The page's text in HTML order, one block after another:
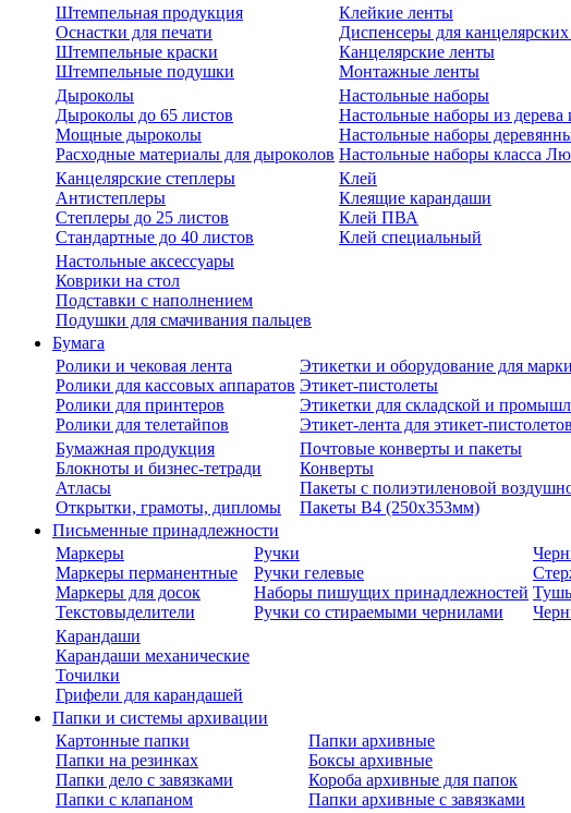
Штемпельная продукция
Оснастки для печати
Штемпельные краски
Штемпельные подушки
Клейкие ленты
Диспенсеры для
Канцелярские ленты
Монтажные ленты
Дыроколы
Дыроколы до 65 листов
Мощные дыроколы
Расходные материалы для дыроколов
Настольные наборы
Настольные наборы из дерева
Настольные наборы
Настольные наборы класса
Канцелярские степлеры
Антистеплеры
Степлеры до 25 листов
Стандартные до 40 листов
Клей
Клеящие карандаши
Клей ПВА
Клей специальный
Настольные аксессуары
Коврики на стол
Подставки с наполнением
Подушки для смачивания пальцев
Бумага
Ролики и чековая лента
Ролики для кассовых аппаратов
Ролики для принтеров
Ролики для телетайпов
Этикетки и оборудование для
Этикет-пистолеты
Этикетки для складской и
Этикет-лента для этикет-пистолетов
Бумажная продукция
Блокноты и бизнес-тетради
Атласы
Открытки, грамоты, дипломы
Почтовые конверты и пакеты
Конверты
Пакеты с полиэтиленовой
Пакеты В4 (250х353мм)
Письменные принадлежности
Маркеры
Маркеры перманентные
Маркеры для досок
Текстовыделители
Ручки
Ручки гелевые
Наборы пишущих принадлежностей
Ручки со стираемыми чернилами
Карандаши
Карандаши механические
Точилки
Грифели для карандашей
Папки и системы архивации
Картонные папки
Папки на резинках
Папки дело с завязками
Папки с клапаном
Папки архивные
Боксы архивные
Короба архивные для папок
Папки архивные с завязками